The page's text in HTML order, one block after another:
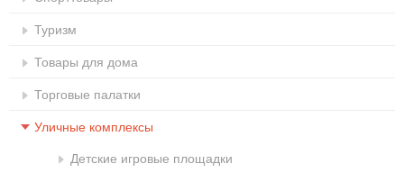
Туризм
Товары для дома
Торговые палатки
Уличные комплексы
Детские игровые площадки